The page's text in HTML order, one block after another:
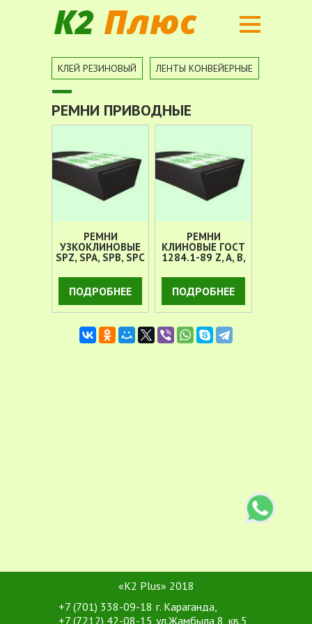
КЛЕЙ РЕЗИНОВЫЙ ЛЕНТЫ КОНВЕЙЕРНЫЕ
РЕМНИ ПРИВОДНЫЕ
РЕМНИ
УЗКОКЛИНОВЫЕ
SPZ, SPA, SPB, SPC
ПОДРОБНЕЕ
РЕМНИ
КЛИНОВЫЕ ГОСТ
1284.1-89 Z, A, B,
C, D, E, EO
ПОДРОБНЕЕ
«K2 Plus» 2018
+7 (701) 338-09-18
+7 (7212) 42-08-15
г. Караганда,
ул.Жамбыла 8, кв.5